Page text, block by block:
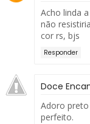
Acho linda
não
cor rs, bjs
Responder
Doce
Adoro
perfeito.